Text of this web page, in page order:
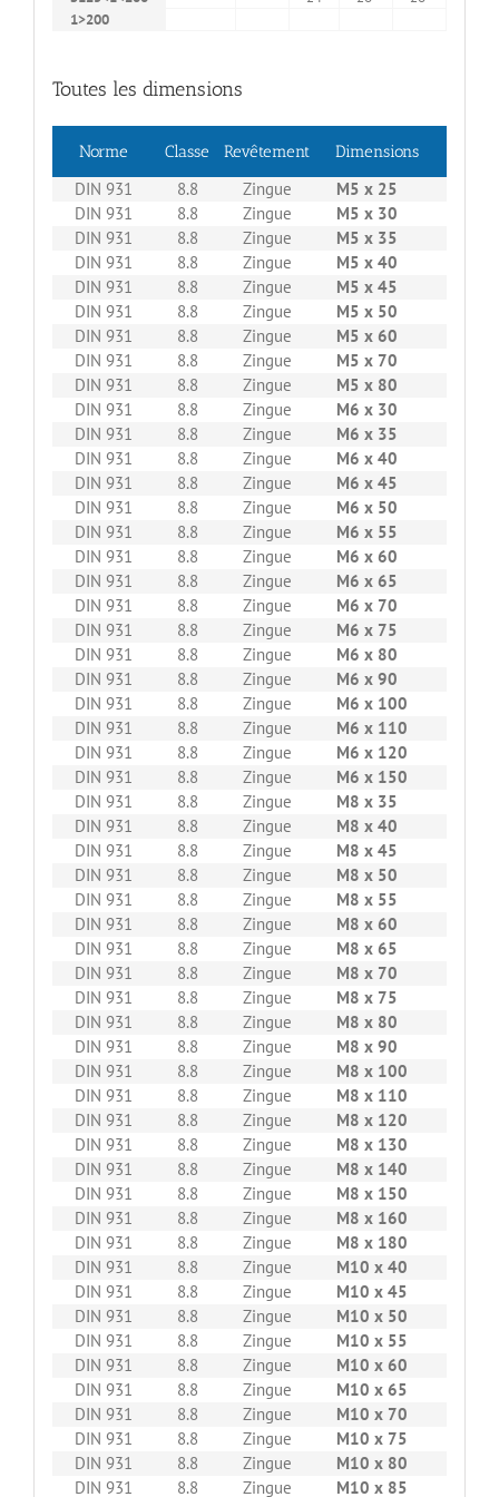
1>200
Toutes les dimensions
Norme Classe Revêtement Dimensions
DIN 931 8.8 Zingue M5 x 25
DIN 931
8.8 Zingue M5 x 30
DIN 931
8.8 Zingue M5 x 35
DIN 931
8.8 Zingue M5 x 40
DIN 931
8.8 Zingue M5 x 45
DIN 931
8.8 Zingue M5 x 50
DIN 931
8.8 Zingue M5 x 60
DIN 931
8.8 Zingue M5 x 70
DIN 931
8.8 Zingue M5 x 80
DIN 931
8.8 Zingue M6 x 30
DIN 931
8.8 Zingue M6 x 35
DIN 931
8.8 Zingue M6 x 40
DIN 931
8.8 Zingue M6 x 45
DIN 931
8.8 Zingue M6 x 50
DIN 931
8.8 Zingue M6 x 55
DIN 931
8.8 Zingue M6 x 60
DIN 931
8.8 Zingue M6 x 65
DIN 931
8.8 Zingue M6 x 70
DIN 931
8.8 Zingue M6 x 75
DIN 931
8.8 Zingue M6 x 80
DIN 931
8.8 Zingue M6 x 90
DIN 931
8.8 Zingue M6 x 100
DIN 931
8.8 Zingue M6 x 110
DIN 931
8.8 Zingue M6 x 120
DIN 931
8.8 Zingue M6 x 150
DIN 931
8.8 Zingue M8 x 35
DIN 931
8.8 Zingue M8 x 40
DIN 931
8.8 Zingue M8 x 45
DIN 931
8.8 Zingue M8 x 50
DIN 931
8.8 Zingue M8 x 55
DIN 931
8.8 Zingue M8 x 60
DIN 931
8.8 Zingue M8 x 65
DIN 931
8.8 Zingue M8 x 70
DIN 931
8.8 Zingue M8 x 75
DIN 931
8.8 Zingue M8 x 80
DIN 931
8.8 Zingue M8 x 90
DIN 931
8.8 Zingue M8 x 100
DIN 931
8.8 Zingue M8 x 110
DIN 931
8.8 Zingue M8 x 120
DIN 931
8.8 Zingue M8 x 130
DIN 931
8.8 Zingue M8 x 140
DIN 931
8.8 Zingue M8 x 150
DIN 931
8.8 Zingue M8 x 160
DIN 931
8.8 Zingue M8 x 180
DIN 931
8.8 Zingue M10 x 40
DIN 931
8.8 Zingue M10 x 45
DIN 931
8.8 Zingue M10 x 50
DIN 931
8.8 Zingue M10 x 55
DIN 931
8.8 Zingue M10 x 60
DIN 931
8.8 Zingue M10 x 65
DIN 931
8.8 Zingue M10 x 70
DIN 931
8.8 Zingue M10 x 75
DIN 931
8.8 Zingue M10 x 80
DIN 931
8.8 Zingue M10 x 85